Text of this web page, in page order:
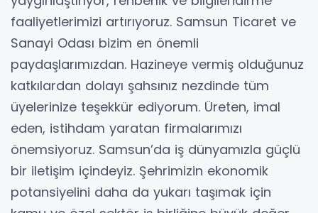
faaliyetlerimizi artırıyoruz. Samsun Ticaret ve
Sanayi Odası bizim en önemli
paydaşlarımızdan. Hazineye vermiş olduğunuz
katkılardan dolayı şahsınız nezdinde tüm
üyelerinize teşekkür ediyorum. Üreten, imal
eden, istihdam yaratan firmalarımızı
önemsiyoruz. Samsun’da iş dünyamızla güçlü
bir iletişim içindeyiz. Şehrimizin ekonomik
potansiyelini daha da yukarı taşımak için